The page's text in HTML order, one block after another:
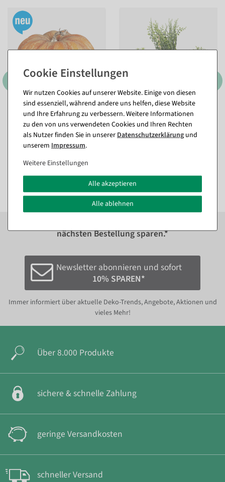
Deko Kürbis aus
Hartschaum orange,
naturgetreu
Artikel aktuell nicht lagernd.
27,31 €
22,95 EUR zzgl. ges. MwSt.
Künstliches Kräuterset 3tlg.
grün 8 x 20 cm
Sofort versandfähig.
nächsten Bestellung sparen.*
Newsletter abonnieren und sofort
10% SPAREN*
Immer informiert über aktuelle Deko-Trends, Angebote, Aktionen und
vieles Mehr!
Über 8.000 Produkte
sichere & schnelle Zahlung
geringe Versandkosten
schneller Versand
Wir nutzen Cookies auf unserer Website. Einige von diesen
sind essenziell, während andere uns helfen, diese Website
und Ihre Erfahrung zu verbessern. Weitere Informationen
zu den von uns verwendeten Cookies und Ihren Rechten
als Nutzer finden Sie in unsererDaten­schutz­erklärung und
unserem Impressum.
Weitere Einstellungen
Alle akzeptieren
Alle ablehnen